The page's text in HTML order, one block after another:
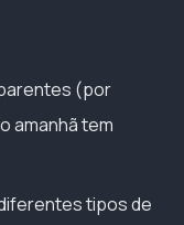
(por
amanhã tem
tipos de